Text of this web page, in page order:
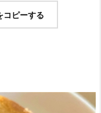
コピーする